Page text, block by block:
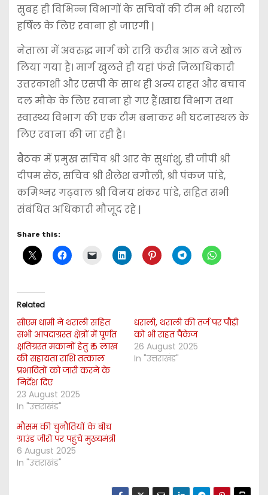
सुबह ही विभिन्न विभागों के सचिवों की टीम भी धराली
हर्षिल के लिए रवाना हो जाएगी |
नेताला में अवरुद्ध मार्ग को रात्रि करीब आठ बजे खोल
लिया गया है। मार्ग खुलते ही यहां फंसे जिलाधिकारी
उत्तरकाशी और एसपी के साथ ही अन्य राहत और बचाव
दल मौके के लिए रवाना हो गए हैं।खाद्य विभाग तथा
स्वास्थ्य विभाग की एक टीम बनाकर भी घटनास्थल के
लिए रवाना की जा रही है।
बैठक में प्रमुख सचिव श्री आर के सुधांशु, डी जीपी श्री
दीपम सेठ, सचिव श्री शैलेश बगौली, श्री पंकज पांडे,
कमिश्नर गढ़वाल श्री विनय शंकर पांडे, सहित सभी
संबंधित अधिकारी मौजूद रहे |
Share this:
Related
सीएम धामी ने थराली सहित
सभी आपदाग्रस्त क्षेत्रों में पूर्णत
क्षतिग्रस्त मकानों हेतु ₹ 5 लाख
की सहायता राशि तत्काल
प्रभावितों को जारी करने के
निर्देश दिए
23 August 2025
In "उत्तराखंड"
धराली, थराली की तर्ज पर पौड़ी
को भी राहत पैकेज
26 August 2025
In "उत्तराखंड"
मौसम की चुनौतियों के बीच
ग्राउंड जीरो पर पहुंचे मुख्यमंत्री
6 August 2025
In "उत्तराखंड"